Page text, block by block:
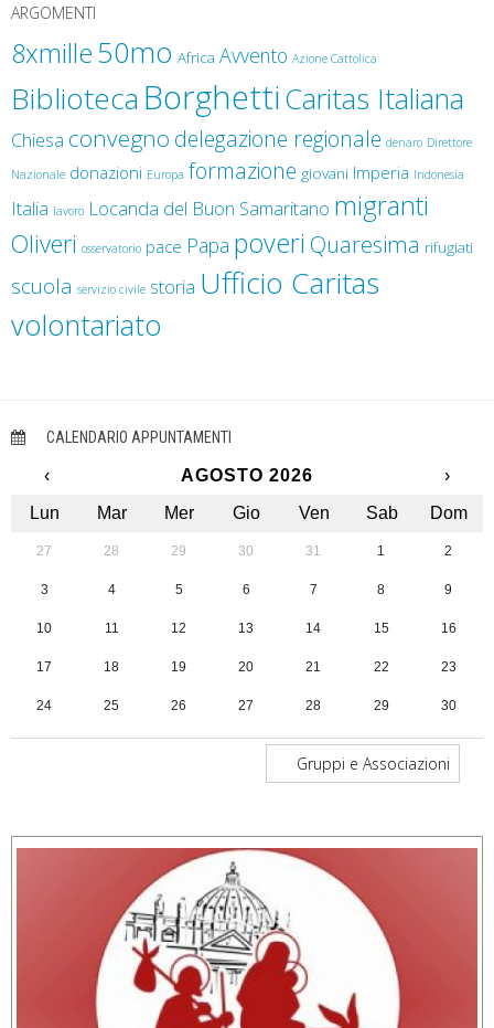
ARGOMENTI
8xmille50mo Africa Avvento Azione Cattolica
Biblioteca BorghettiCaritas Italiana
Chiesa convegno delegazione regionale denaro Direttore
Nazionale donazioni Europa formazione giovani Imperia Indonesia
Italia lavoro Locanda del Buon Samaritano migranti
Oliveri osservatorio pace Papa poveri Quaresima rifugiati
scuola servizio civile storia Ufficio Caritas
volontariato
CALENDARIO APPUNTAMENTI
‹ AGOSTO 2026
›
Lun
Mar Mer Gio Ven Sab Dom
27 28 29 30 31 1 2
3 4 5 6 7 8 9
10 11 12 13 14 15 16
17 18 19 20 21 22 23
24 25 26 27 28 29 30
4 5 6
Gruppi e Associazioni